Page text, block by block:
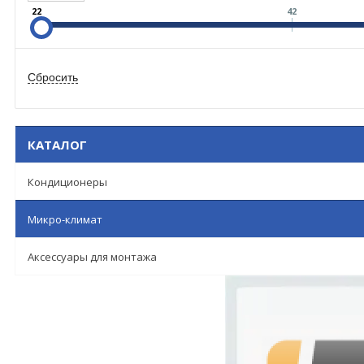
22 42
КАТАЛОГ
Кондиционеры
Микро-климат
Аксессуары для монтажа